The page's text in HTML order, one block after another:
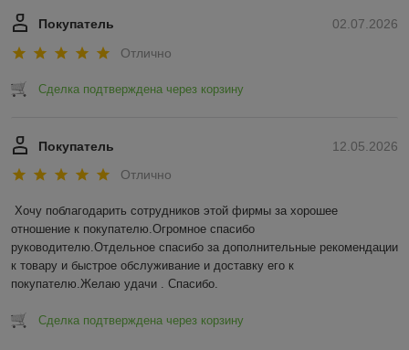
02.07.2026
Покупатель
Отлично
Сделка подтверждена через корзину
12.05.2026
Покупатель
Отлично
Хочу поблагодарить сотрудников этой фирмы за хорошее
отношение к покупателю.Огромное спасибо
руководителю.Отдельное спасибо за дополнительные рекомендации
к товару и быстрое обслуживание и доставку его к
покупателю.Желаю удачи . Спасибо.
Сделка подтверждена через корзину